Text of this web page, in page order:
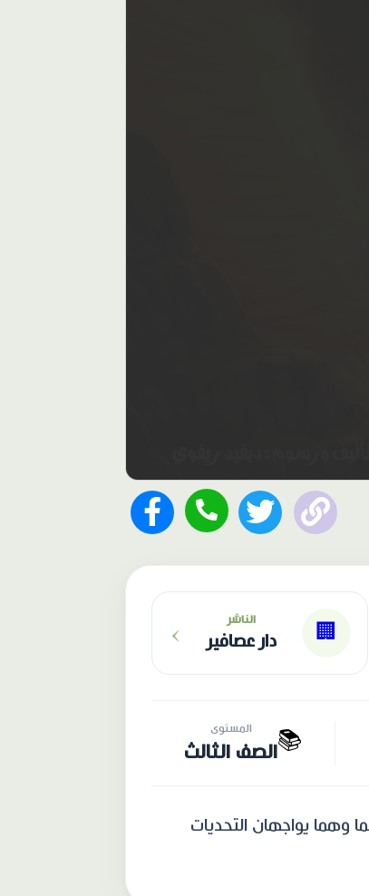
🏢
الناشر
دار عصافير ›
📚 المستوى
الصف الثالث
وهما يواجهان التحديات